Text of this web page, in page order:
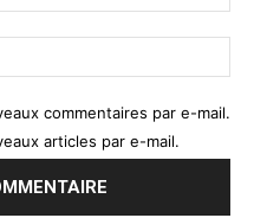
commentaires par e-mail.
articles par e-mail.